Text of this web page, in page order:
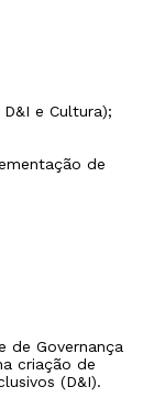
e Cultura);
de
de Governança
criação de
(D&I).